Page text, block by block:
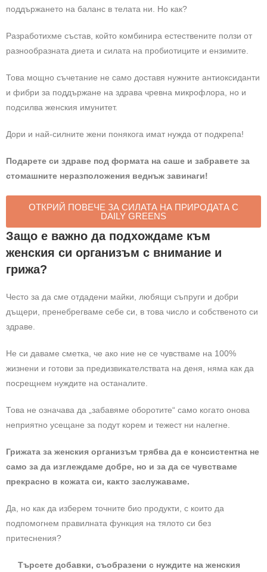
поддържането на баланс в телата ни. Но как?
Разработихме състав, който комбинира естествените ползи от
разнообразната диета и силата на пробиотиците и ензимите.
Това мощно съчетание не само доставя нужните антиоксиданти
и фибри за поддържане на здрава чревна микрофлора, но и
подсилва женския имунитет.
Дори и най-силните жени понякога имат нужда от подкрепа!
Подарете си здраве под формата на саше и забравете за
стомашните неразположения веднъж завинаги!
ОТКРИЙ ПОВЕЧЕ ЗА СИЛАТА НА ПРИРОДАТА С
DAILY GREENS
Защо е важно да подхождаме към
женския си организъм с внимание и
грижа?
Често за да сме отдадени майки, любящи съпруги и добри
дъщери, пренебрегваме себе си, в това число и собственото си
здраве.
Не си даваме сметка, че ако ние не се чувстваме на 100%
жизнени и готови за предизвикателствата на деня, няма как да
посрещнем нуждите на останалите.
Това не означава да забавяме оборотите“ само когато онова
неприятно усещане за подут корем и тежест ни налегне.
Грижата за женския организъм трябва да е консистентна не
само за да изглеждаме добре, но и за да се чувстваме
прекрасно в кожата си, както заслужаваме.
Да, но как да изберем точните био продукти, с които да
подпомогнем правилната функция на тялото си без
притеснения?
Търсете добавки, съобразени с нуждите на женския